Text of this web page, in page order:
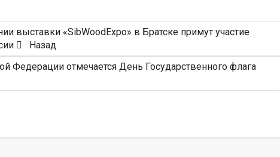
выставки «SibWoodExpo» в Братске примут участие
Назад
Федерации отмечается День Государственного флага